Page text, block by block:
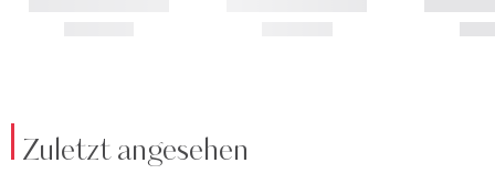
Zuletzt angesehen